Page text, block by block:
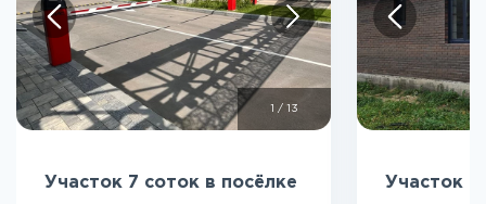
/ 13
Участок 7 соток в посёлке
Участок 5